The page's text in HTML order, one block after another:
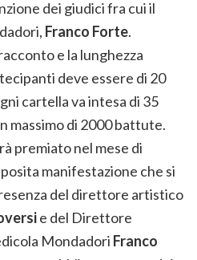
dei giudici fra cui il
Franco Forte.
e la lunghezza
deve essere di 20
cartella va intesa di 35
massimo di 2000 battute.
premiato nel mese di
manifestazione che si
del direttore artistico
e del Direttore
Mondadori Franco